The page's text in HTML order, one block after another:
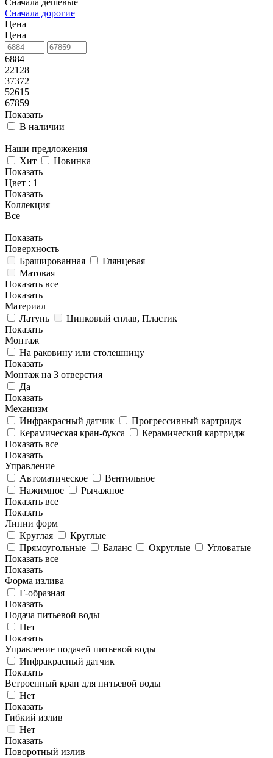
Сначала дешевые
Сначала дорогие
Цена
Цена
6884
22128
37372
52615
67859
Показать
В наличии
Наши предложения
Хит
Новинка
Показать
Цвет : 1
Показать
Коллекция
Все
Показать
Поверхность
Брашированная
Глянцевая
Матовая
Показать все
Показать
Материал
Латунь
Цинковый сплав, Пластик
Показать
Монтаж
На раковину или столешницу
Показать
Монтаж на 3 отверстия
Да
Показать
Механизм
Инфракрасный датчик
Прогрессивный картридж
Керамическая кран-букса
Керамический картридж
Показать все
Показать
Управление
Автоматическое
Вентильное
Нажимное
Рычажное
Показать все
Показать
Линии форм
Круглая
Круглые
Прямоугольные
Баланс Округлые
Угловатые
Показать все
Показать
Форма излива
Г-образная
Показать
Подача питьевой воды
Нет
Показать
Управление подачей питьевой воды
Инфракрасный датчик
Показать
Встроенный кран для питьевой воды
Нет
Показать
Гибкий излив
Нет
Показать
Поворотный излив